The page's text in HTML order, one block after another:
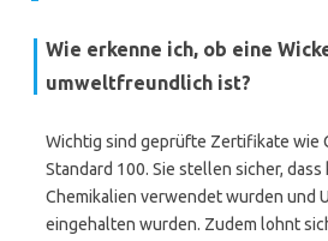
Wie erkenne ich, ob eine
umweltfreundlich ist?
Wichtig sind geprüfte Zertifikate wie
Standard 100. Sie stellen sicher,
Chemikalien verwendet wurden und
eingehalten wurden. Zudem lohnt